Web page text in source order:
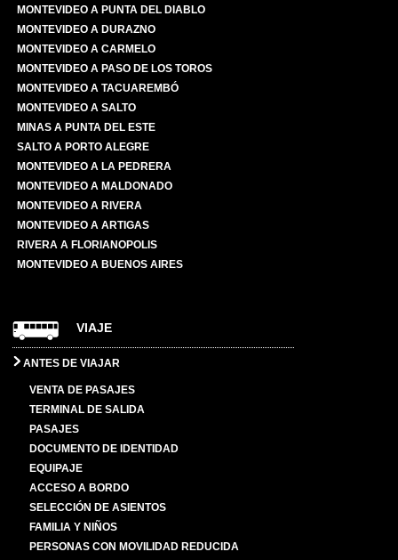
MONTEVIDEO A PUNTA DEL DIABLO
MONTEVIDEO A DURAZNO
MONTEVIDEO A CARMELO
MONTEVIDEO A PASO DE LOS TOROS
MONTEVIDEO A TACUAREMBÓ
MONTEVIDEO A SALTO
MINAS A PUNTA DEL ESTE
SALTO A PORTO ALEGRE
MONTEVIDEO A LA PEDRERA
MONTEVIDEO A MALDONADO
MONTEVIDEO A RIVERA
MONTEVIDEO A ARTIGAS
RIVERA A FLORIANOPOLIS
MONTEVIDEO A BUENOS AIRES
VIAJE
ANTES DE VIAJAR
VENTA DE PASAJES
TERMINAL DE SALIDA
PASAJES
DOCUMENTO DE IDENTIDAD
EQUIPAJE
ACCESO A BORDO
SELECCIÓN DE ASIENTOS
FAMILIA Y NIÑOS
PERSONAS CON MOVILIDAD REDUCIDA